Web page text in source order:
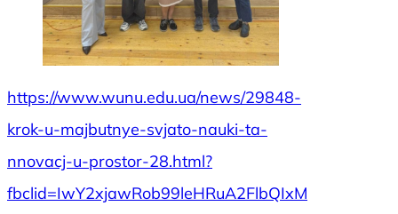
https://www.wunu.edu.ua/news/29848-
krok-u-majbutnye-svjato-nauki-ta-
nnovacj-u-prostor-28.html?
fbclid=IwY2xjawRob99leHRuA2FlbQIxM